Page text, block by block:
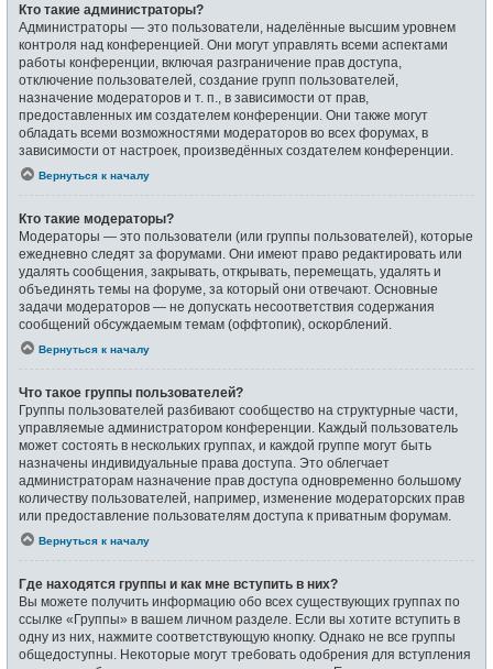
Кто такие администраторы?
Администраторы — это пользователи, наделённые высшим уровнем
контроля над конференцией. Они могут управлять всеми аспектами
работы конференции, включая разграничение прав доступа,
отключение пользователей, создание групп пользователей,
назначение модераторов и т. п., в зависимости от прав,
предоставленных им создателем конференции. Они также могут
обладать всеми возможностями модераторов во всех форумах, в
зависимости от настроек, произведённых создателем конференции.
Вернуться к началу
Кто такие модераторы?
Модераторы — это пользователи (или группы пользователей), которые
ежедневно следят за форумами. Они имеют право редактировать или
удалять сообщения, закрывать, открывать, перемещать, удалять и
объединять темы на форуме, за который они отвечают. Основные
задачи модераторов — не допускать несоответствия содержания
сообщений обсуждаемым темам (оффтопик), оскорблений.
Вернуться к началу
Что такое группы пользователей?
Группы пользователей разбивают сообщество на структурные части,
управляемые администратором конференции. Каждый пользователь
может состоять в нескольких группах, и каждой группе могут быть
назначены индивидуальные права доступа. Это облегчает
администраторам назначение прав доступа одновременно большому
количеству пользователей, например, изменение модераторских прав
или предоставление пользователям доступа к приватным форумам.
Вернуться к началу
Где находятся группы и как мне вступить в них?
Вы можете получить информацию обо всех существующих группах по
ссылке «Группы» в вашем личном разделе. Если вы хотите вступить в
одну из них, нажмите соответствующую кнопку. Однако не все группы
общедоступны. Некоторые могут требовать одобрения для вступления